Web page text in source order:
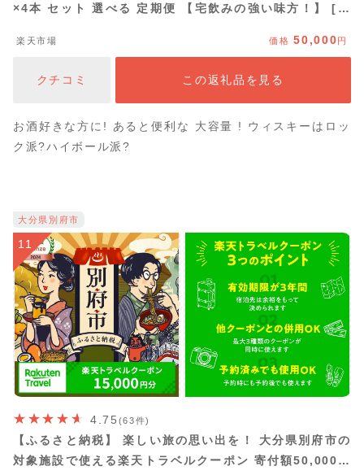
×4本 セット 選べる 定期便 【宅飲みの強い味方！】 [サ
用 セット ハイボール お酒 酒 大容量 アルコール 37％ 送
楽天市場 価格50,000円
クチコミ この返礼品を見る
お酒好きな方に! あると便利な 大容量 ! ウィスキーはロッ
ク派?ハイボール派?
大分県別府市
11
4.75 (63件)
【ふるさと納税】 楽しい旅の思い出を！ 大分県別府市の
対象施設で使える楽天トラベルクーポン 寄付額50,000円